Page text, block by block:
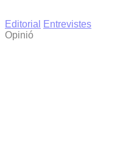
Editorial
Entrevistes
Opinió